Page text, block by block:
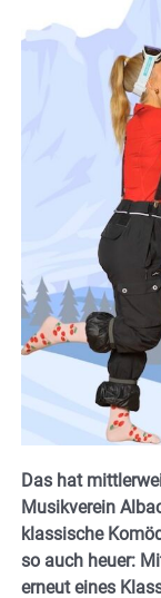
Das hat
Musikverein
klassische
so auch heuer:
erneut eines